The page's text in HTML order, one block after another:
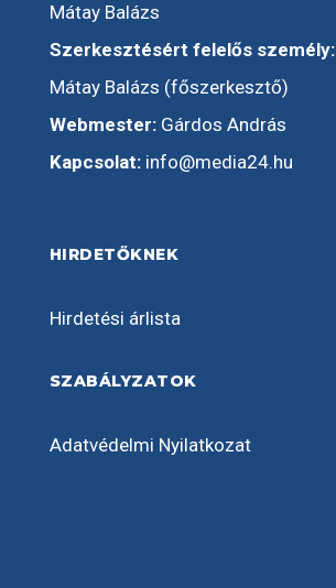
Mátay Balázs
Szerkesztésért felelős személy:
Mátay Balázs (főszerkesztő)
Webmester:Gárdos András
Kapcsolat: info@media24.hu
HIRDETŐKNEK
Hirdetési árlista
SZABÁLYZATOK
Adatvédelmi Nyilatkozat